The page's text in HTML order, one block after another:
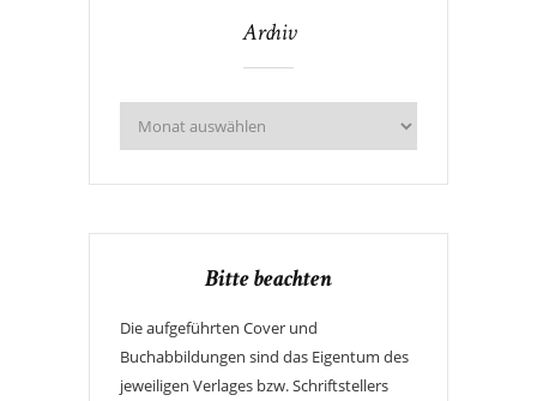
Archiv
Bitte beachten
Die aufgeführten Cover und
Buchabbildungen sind das Eigentum des
jeweiligen Verlages bzw. Schriftstellers